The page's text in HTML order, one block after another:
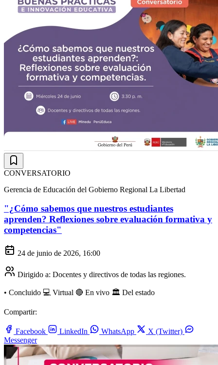
CONVERSATORIO
Gerencia de Educación del Gobierno Regional La Libertad
"¿Cómo sabemos que nuestros estudiantes
aprenden? Reflexiones sobre evaluación formativa y
competencias"
24 de junio de 2026, 16:00
Dirigido a: Docentes y directivos de todas las regiones.
• Concluido 💻 Virtual 🔴 En vivo 🏛️ Del estado
Compartir:
Facebook LinkedIn WhatsApp
X (Twitter)
Messenger